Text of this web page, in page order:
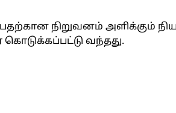
நிறுவனம் அளிக்கும்
கொடுக்கப்பட்டு வந்தது.